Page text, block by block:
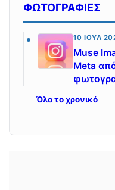
ΦΩΤΟΓΡΑΦΙΕΣ
10 ΙΟΎΛ
Muse
Meta
Όλο το χρονικό